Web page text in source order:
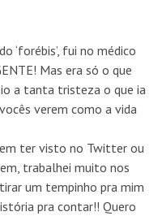
‘forébis’, fui no médico
Mas era só o que
a tanta tristeza o que ia
verem como a vida
ter visto no Twitter ou
trabalhei muito nos
um tempinho pra mim
pra contar!! Quero